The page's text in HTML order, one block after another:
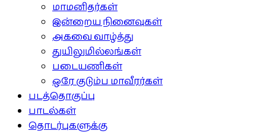
மாமனிதர்கள்
இன்றைய நினைவுகள்
அகவை வாழ்த்து
துயிலுமில்லங்கள்
படையணிகள்
ஒரே குடும்ப மாவீரர்கள்
படத்தொகுப்பு
பாடல்கள்
தொடர்புகளுக்கு